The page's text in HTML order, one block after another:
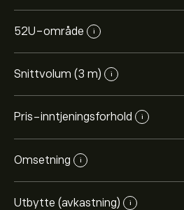
52U-område i
Snittvolum (3 m) i
Pris-inntjeningsforhold i
Omsetning i
Utbytte (avkastning) i